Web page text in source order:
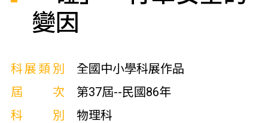
變因
科展類別
全國中小學科展作品
屆次
第37屆--民國86年
科別
物理科